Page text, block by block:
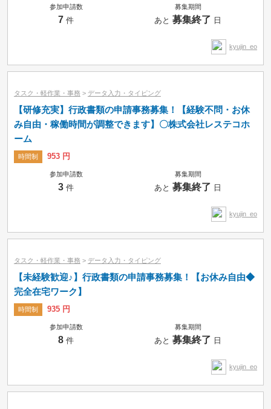
募集中のみ
タスク
プロジェクト
参加申請数
7 件
募集期間
あと募集終了 日
kyujin_eo
タスク・軽作業・事務 > データ入力・タイピング
【研修充実】行政書類の申請事務募集！【経験不問・お休
み自由・稼働時間が調整できます】〇株式会社レステコホ
ーム
時間制 953 円
参加申請数
3 件
募集期間
あと募集終了 日
kyujin_eo
タスク・軽作業・事務 > データ入力・タイピング
【未経験歓迎♪】行政書類の申請事務募集！【お休み自由◆
完全在宅ワーク】
時間制 935 円
参加申請数
8 件
募集期間
あと募集終了 日
kyujin_eo